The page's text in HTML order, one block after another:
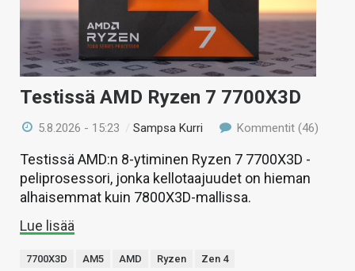
HAKU
Testissä AMD Ryzen 7 7700X3D
5.8.2026 - 15:23 /Sampsa Kurri Kommentit (46)
Testissä AMD:n 8-ytiminen Ryzen 7 7700X3D -
peliprosessori, jonka kellotaajuudet on hieman
alhaisemmat kuin 7800X3D-mallissa.
Lue lisää
7700X3D AM5 AMD Ryzen Zen 4